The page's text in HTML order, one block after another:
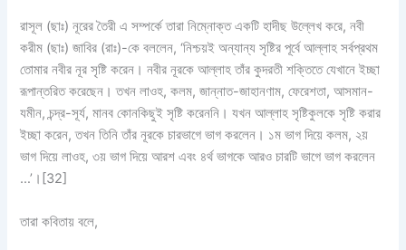
রাসূল (ছাঃ) নূরের তৈরী এ সম্পর্কে তারা নিম্নোক্ত একটি হাদীছ উল্লেখ করে, নবী
করীম (ছাঃ) জাবির (রাঃ)-কে বললেন, ‘নিশ্চয়ই অন্যান্য সৃষ্টির পূর্বে আল্লাহ সর্বপ্রথম
তোমার নবীর নূর সৃষ্টি করেন। নবীর নূরকে আল্লাহ তাঁর কুদরতী শক্তিতে যেখানে ইচ্ছা
রূপান্তরিত করেছেন। তখন লাওহ, কলম, জান্নাত-জাহানণাম, ফেরেশতা, আসমান-
যমীন, চন্দ্র-সূর্য, মানব কোনকিছুই সৃষ্টি করেননি। যখন আল্লাহ সৃষ্টিকুলকে সৃষ্টি করার
ইচ্ছা করেন, তখন তিনি তাঁর নূরকে চারভাগে ভাগ করলেন। ১ম ভাগ দিয়ে কলম, ২য়
ভাগ দিয়ে লাওহ, ৩য় ভাগ দিয়ে আরশ এবং ৪র্থ ভাগকে আরও চারটি ভাগে ভাগ করলেন
…’। [32]
তারা কবিতায় বলে,